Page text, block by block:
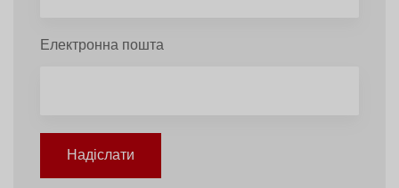
Електронна пошта
Надіслати